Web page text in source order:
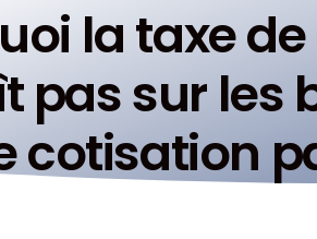
la taxe
pas sur les
cotisation